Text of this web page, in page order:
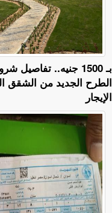
بـ 1500 جنيه..
الطرح الجديد من الشقق
الإيجار